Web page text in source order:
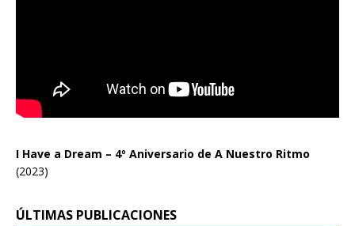
I Have a Dream – 4º Aniversario de A Nuestro Ritmo
(2023)
ÚLTIMAS PUBLICACIONES